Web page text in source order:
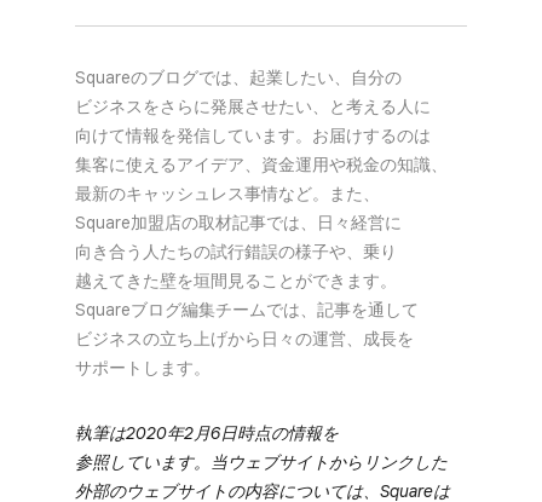
Squareの​ブログでは、​起業したい、​自分の​
ビジネスを​さらに​発展させたい、と​考える​人に​
向けて​情報を​発信しています。​お届けするのは​
集客に​使える​アイデア、​資金運用や​税金の​知識、​
最新の​キャッシュレス事情など。​また、​
Square加盟店の​取材記事では、​日々​経営に​
向き合う​人たちの​試行錯誤の​様子や、​乗り​
越えてきた壁を​垣間見る​ことができます。​
Squareブログ編集チームでは、​記事を​通して​
ビジネスの​立ち上げから​日々の​運営、​成長を​
サポートします。
執筆は​2020年2月6日時点の​情報を​
参照しています。​当ウェブサイトから​リンクした​
外部の​ウェブサイトの​内容に​ついては、​Squareは​